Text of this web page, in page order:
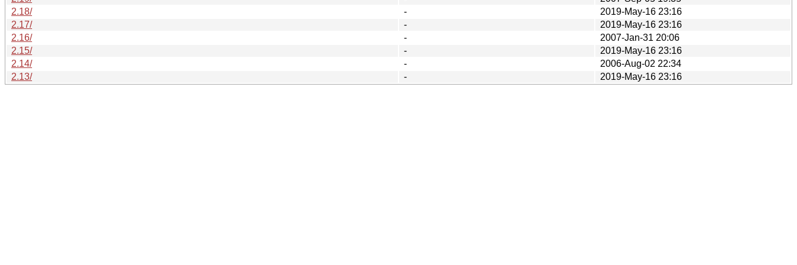
2.18/
-
2019-May-16 23:16
2.17/
-
2019-May-16 23:16
2.16/
-
2007-Jan-31 20:06
2.15/
-
2019-May-16 23:16
2.14/
-
2006-Aug-02 22:34
2.13/
- 2019-May-16 23:16